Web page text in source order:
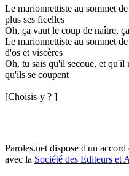
Le marionnettiste au sommet
plus ses ficelles
Oh, ça vaut le coup de naître,
Le marionnettiste au sommet
d'os et viscères
Oh, tu sais qu'il secoue, et qu'il
qu'ils se coupent
[Choisis-y ? ]
Paroles.net dispose d'un
avec la Société des Editeurs et